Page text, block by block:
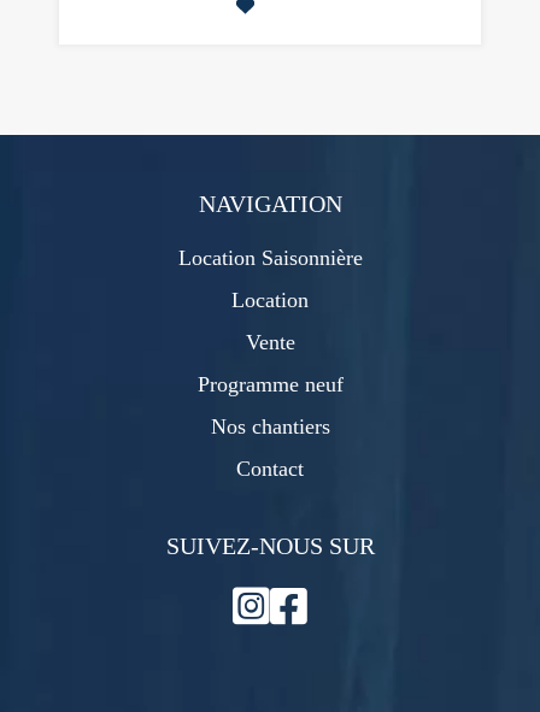
NAVIGATION
Location Saisonnière
Location
Vente
Programme neuf
Nos chantiers
Contact
SUIVEZ-NOUS SUR